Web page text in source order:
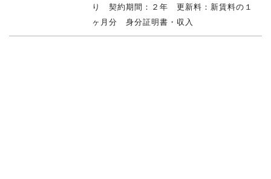
り 契約期間：２年 更新料：新賃料の１
ヶ月分 身分証明書・収入